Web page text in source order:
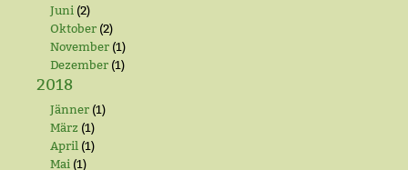
Juni (2)
Oktober (2)
November (1)
Dezember (1)
2018
Jänner (1)
März (1)
April (1)
Mai (1)